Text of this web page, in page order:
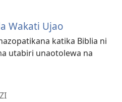
Wakati Ujao
katika Biblia ni
utabiri unaotolewa na